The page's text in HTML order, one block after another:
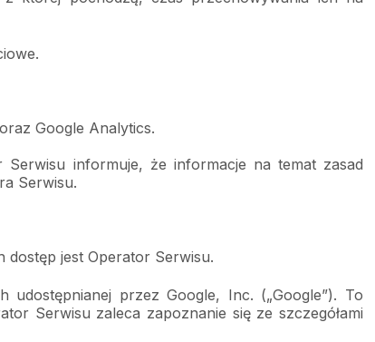
Google Analytics.
informuje, że informacje na temat zasad
Serwisu.
jest Operator Serwisu.
przez Google, Inc. („Google”). To
Serwisu zaleca zapoznanie się ze szczegółami